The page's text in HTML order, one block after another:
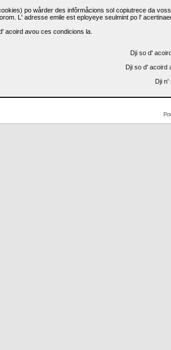
po wårder des infôrmåcions sol copiutrece da
L' adresse emile est eployeye seulmint po l'
acoird avou ces condicions la.
Dji so d'
Dji so d' acoird
Dji n'